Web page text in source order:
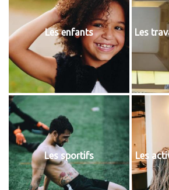
Les enfants Les
Les sportifs Les